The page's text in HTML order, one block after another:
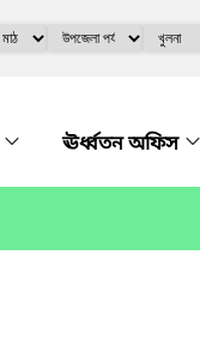
ঊর্ধ্বতন অফিস